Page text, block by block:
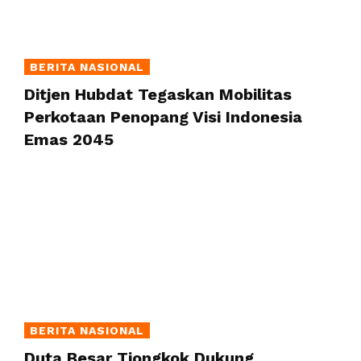
BERITA NASIONAL
Ditjen Hubdat Tegaskan Mobilitas
Perkotaan Penopang Visi Indonesia
Emas 2045
BERITA NASIONAL